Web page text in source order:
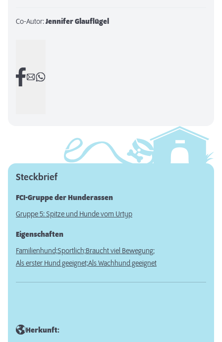
Co-Autor:Jennifer Glauflügel
Steckbrief
FCI-Gruppe der Hunderassen
Gruppe 5: Spitze und Hunde vom Urtyp
Eigenschaften
Familienhund;Sportlich;Braucht viel Bewegung;
Als erster Hund geeignet;Als Wachhund geeignet
Herkunft: